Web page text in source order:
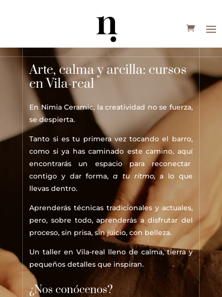
Arte, calma y arcilla: cursos
en Vila-real
En Nimia Ceramic, la creatividad no se fuerza,
se despierta.
Tanto si es tu primera vez tocando el barro,
como si ya has caminado este camino, aquí
encontrarás un espacio para reconectar
contigo y dar forma,a tu ritmo,a lo que
llevas dentro.
Aprenderás técnicas tradicionales y actuales,
pero, sobre todo, aprenderás a disfrutar del
proceso, sin prisa, sin juicio, con belleza.
Un taller en Vila-real lleno de calma, tierra y
pequeños detalles que inspiran.
¿Nos conócenos?